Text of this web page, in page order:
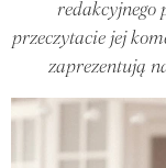
redakcyjnego
przeczytacie jej
zaprezentują